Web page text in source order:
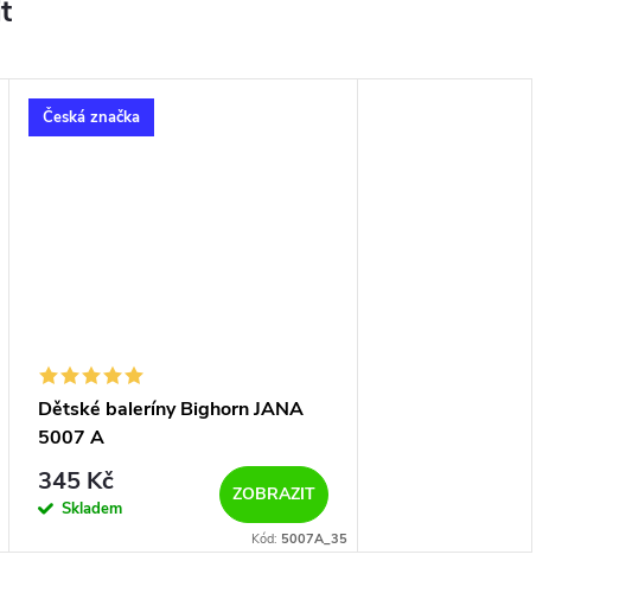
Česká značka
Dětské baleríny Bighorn JANA
5007 A
345 Kč
Skladem
ZOBRAZIT
Kód: 5007A_35